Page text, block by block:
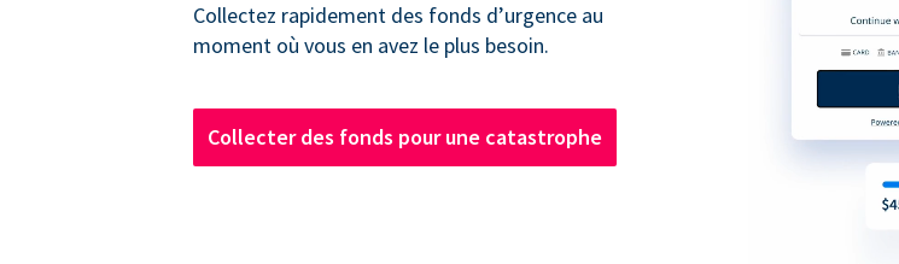
Collectez rapidement des fonds d’urgence au
moment où vous en avez le plus besoin.
Collecter des fonds pour une catastrophe